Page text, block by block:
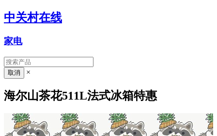
中关村在线
家电
×
海尔山茶花511L法式冰箱特惠